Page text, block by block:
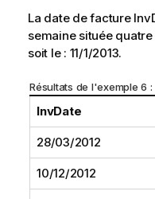
La date de facture
semaine située
soit le : 11/1/2013.
Résultats de l'exemple 6 :
InvDate
28/03/2012
10/12/2012